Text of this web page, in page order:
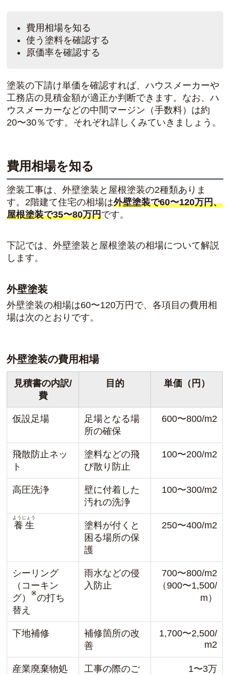
費用相場を知る
使う塗料を確認する
原価率を確認する
塗装の下請け単価を確認すれば、ハウスメーカーや
工務店の見積金額が適正か判断できます。なお、ハ
ウスメーカーなどの中間マージン（手数料）は約
20〜30％です。それぞれ詳しくみていきましょう。
費用相場を知る
塗装工事は、外壁塗装と屋根塗装の2種類ありま
す。2階建て住宅の相場は外壁塗装で60〜120万円、
屋根塗装で35〜80万円です。
下記では、外壁塗装と屋根塗装の相場について解説
します。
外壁塗装
外壁塗装の相場は60〜120万円で、各項目の費用相
場は次のとおりです。
外壁塗装の費用相場
見積書の内訳/
費
目的 単価（円）
仮設足場
足場となる場
所の確保
600〜800/m2
飛散防止ネッ
ト
塗料などの飛
び散り防止
100〜200/m2
高圧洗浄
壁に付着した
汚れの洗浄
100〜300/m2
養生
ようじょう
塗料が付くと
困る場所の保
護
250〜400/m2
シーリング
（コーキン
グ） ※の打ち
替え
雨水などの侵
入防止
700〜800/m2
（900〜1,500/
m）
下地補修
補修箇所の改
善
1,700〜2,500/
m2
産業廃棄物処
工事の際のご
1〜3万